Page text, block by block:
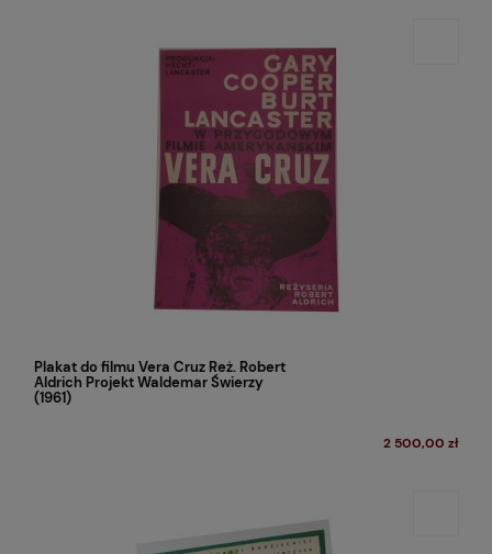
Plakat do filmu Vera Cruz Reż. Robert
Aldrich Projekt Waldemar Świerzy
(1961)
2 500,00 zł